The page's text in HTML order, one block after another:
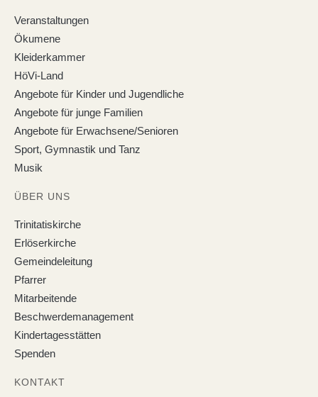
Veranstaltungen
Ökumene
Kleiderkammer
HöVi-Land
Angebote für Kinder und Jugendliche
Angebote für junge Familien
Angebote für Erwachsene/Senioren
Sport, Gymnastik und Tanz
Musik
ÜBER UNS
Trinitatiskirche
Erlöserkirche
Gemeindeleitung
Pfarrer
Mitarbeitende
Beschwerdemanagement
Kindertagesstätten
Spenden
KONTAKT